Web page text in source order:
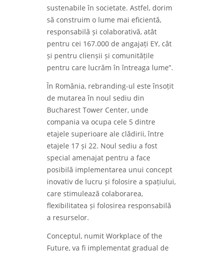
sustenabile în societate. Astfel, dorim
să construim o lume mai eficientă,
responsabilă și colaborativă, atât
pentru cei 167.000 de angajați EY, cât
și pentru clienșii și comunitățile
pentru care lucrăm în întreaga lume”.
În România, rebranding-ul este însoțit
de mutarea în noul sediu din
Bucharest Tower Center, unde
compania va ocupa cele 5 dintre
etajele superioare ale clădirii, între
etajele 17 și 22. Noul sediu a fost
special amenajat pentru a face
posibilă implementarea unui concept
inovativ de lucru și folosire a spațiului,
care stimulează colaborarea,
flexibilitatea și folosirea responsabilă
a resurselor.
Conceptul, numit Workplace of the
Future, va fi implementat gradual de